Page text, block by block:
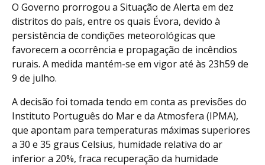
O Governo prorrogou a Situação de Alerta em dez
distritos do país, entre os quais Évora, devido à
persistência de condições meteorológicas que
favorecem a ocorrência e propagação de incêndios
rurais. A medida mantém-se em vigor até às 23h59 de
9 de julho.
A decisão foi tomada tendo em conta as previsões do
Instituto Português do Mar e da Atmosfera (IPMA),
que apontam para temperaturas máximas superiores
a 30 e 35 graus Celsius, humidade relativa do ar
inferior a 20%, fraca recuperação da humidade